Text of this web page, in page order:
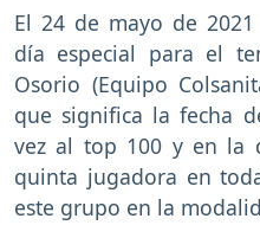
El 24 de mayo de
día especial para el
Osorio (Equipo
que significa la fecha
vez al top 100 y en la
quinta jugadora en
este grupo en la